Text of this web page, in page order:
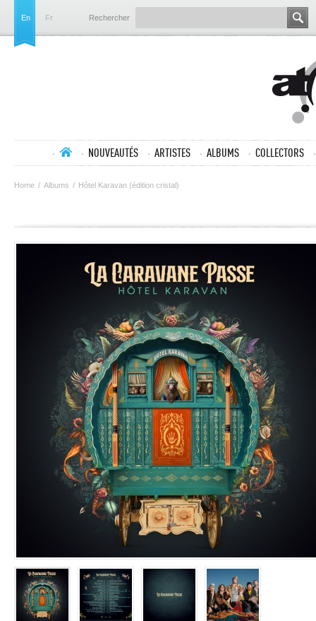
En Fr Rechercher
NOUVEAUTÉS ARTISTES ALBUMS COLLECTORS
Home / Albums / Hôtel Karavan (édition cristal)